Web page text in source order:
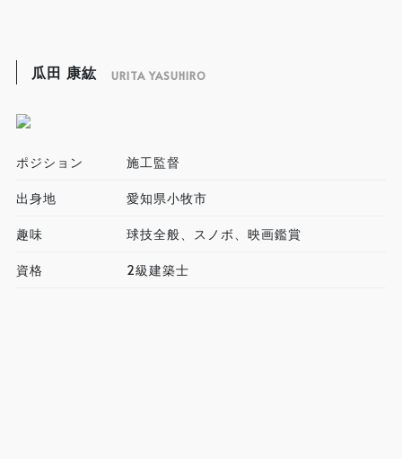
瓜田 康紘 URITA YASUHIRO
ポジション 施工監督
出身地 愛知県小牧市
趣味 球技全般、スノボ、映画鑑賞
資格 2級建築士